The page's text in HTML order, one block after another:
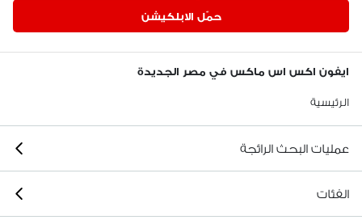
حمّل الابلكيشن
ايفون اكس اس ماكس في مصر الجديدة
الرئيسية
عمليات البحث الرائجة
الفئات